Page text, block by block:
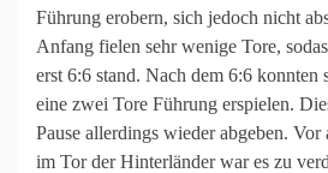
Führung erobern, sich jedoch nicht
Anfang fielen sehr wenige Tore,
erst 6:6 stand. Nach dem 6:6 konnten
eine zwei Tore Führung erspielen.
Pause allerdings wieder abgeben.
im Tor der Hinterländer war es zu